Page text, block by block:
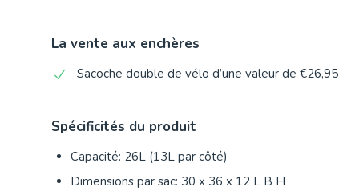
La vente aux enchères
Sacoche double de vélo d’une valeur de €26,95
Spécificités du produit
Capacité: 26L (13L par côté)
Dimensions par sac: 30 x 36 x 12 L B H